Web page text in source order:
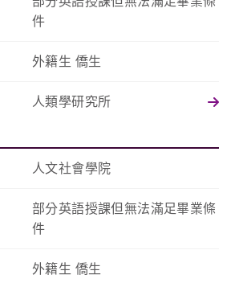
件
外籍生 僑生
人類學研究所
人文社會學院
部分英語授課但無法滿足畢業條
件
外籍生 僑生